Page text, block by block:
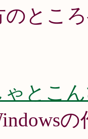
のとこ
とこ